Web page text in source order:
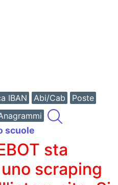
IBAN Abi/Cab
Poste
scuole
sta
scraping